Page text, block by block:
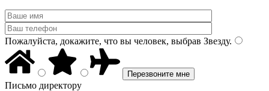
Пожалуйста, докажите, что вы человек, выбрав Звезду.
Письмо директору